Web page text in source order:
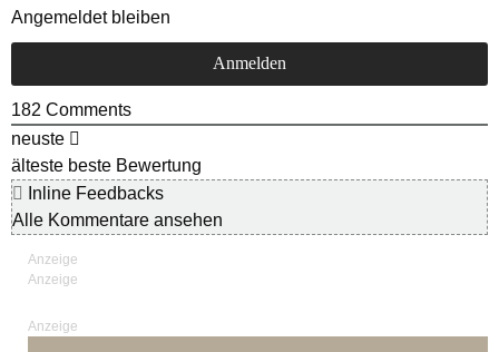
Angemeldet bleiben
182 Comments
neuste
älteste beste Bewertung
Inline Feedbacks
Alle Kommentare ansehen
Anzeige